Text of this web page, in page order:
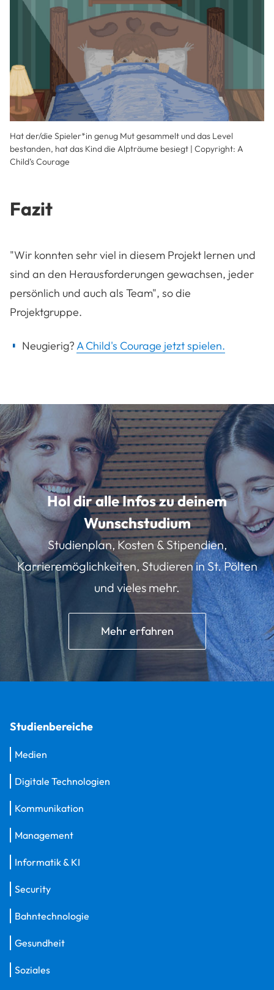
Hat der/die Spieler*in genug Mut gesammelt und das Level
bestanden, hat das Kind die Alpträume besiegt | Copyright: A
Child’s Courage
Fazit
"Wir konnten sehr viel in diesem Projekt lernen und
sind an den Herausforderungen gewachsen, jeder
persönlich und auch als Team", so die
Projektgruppe.
Neugierig?A Child's Courage jetzt spielen.
Hol dir alle Infos zu deinem
Wunschstudium
Studienplan, Kosten & Stipendien,
Karrieremöglichkeiten, Studieren in St. Pölten
und vieles mehr.
Mehr erfahren
Studienbereiche
Medien
Digitale Technologien
Kommunikation
Management
Informatik & KI
Security
Bahntechnologie
Gesundheit
Soziales